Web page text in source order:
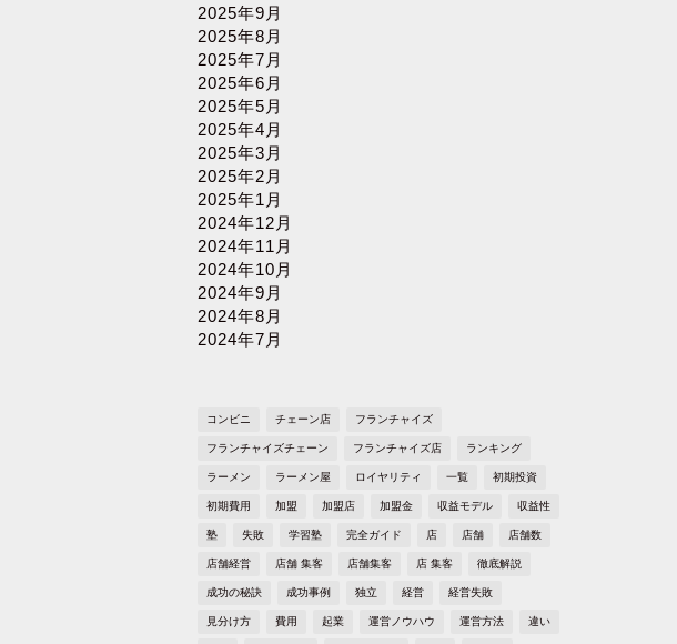
2025年9月
2025年8月
2025年7月
2025年6月
2025年5月
2025年4月
2025年3月
2025年2月
2025年1月
2024年12月
2024年11月
2024年10月
2024年9月
2024年8月
2024年7月
コンビニ チェーン店 フランチャイズ
フランチャイズチェーン フランチャイズ店 ランキング
ラーメン ラーメン屋 ロイヤリティ 一覧 初期投資
初期費用 加盟 加盟店 加盟金 収益モデル 収益性
塾 失敗 学習塾 完全ガイド 店 店舗 店舗数
店舗経営 店舗 集客 店舗集客 店 集客 徹底解説
成功の秘訣 成功事例 独立 経営 経営失敗
見分け方 費用 起業 運営ノウハウ 運営方法 違い